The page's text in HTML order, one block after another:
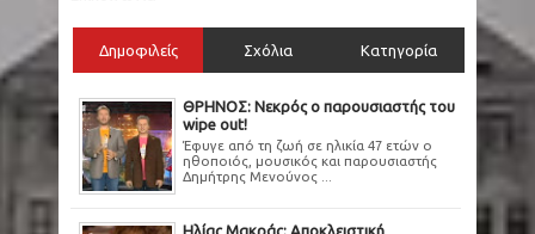
Δημοφιλείς Σχόλια Κατηγορία
ΘΡΗΝΟΣ: Νεκρός ο παρουσιαστής του
wipe out!
Έφυγε από τη ζωή σε ηλικία 47 ετών ο
ηθοποιός, μουσικός και παρουσιαστής
Δημήτρης Μενούνος ...